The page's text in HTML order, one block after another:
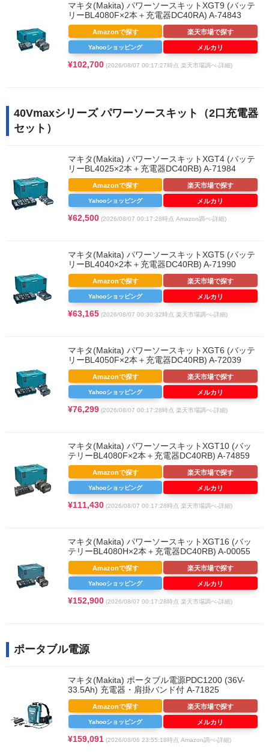
マキタ(Makita) パワーソースキットXGT9 (バッテ
リーBL4080F×2本＋充電器DC40RA) A-74843
¥102,700 (2026/08/07 00:17:27時点 楽天市場調べ-詳細)
Amazonで探す 楽天市場で探す
Yahooショッピング メルカリ
40Vmaxシリーズ パワーソースキット（2口充電器
セット）
マキタ(Makita) パワーソースキットXGT4 (バッテ
リーBL4025×2本＋充電器DC40RB) A-71984
¥62,500 (2026/08/07 00:17:28時点 Amazon調べ-詳細)
Amazonで探す 楽天市場で探す
Yahooショッピング メルカリ
マキタ(Makita) パワーソースキットXGT5 (バッテ
リーBL4040×2本＋充電器DC40RB) A-71990
¥63,165 (2026/08/07 00:30:32時点 楽天市場調べ-詳細)
Amazonで探す 楽天市場で探す
Yahooショッピング メルカリ
マキタ(Makita) パワーソースキットXGT6 (バッテ
リーBL4050F×2本＋充電器DC40RB) A-72039
¥76,299 (2026/08/07 00:17:28時点 楽天市場調べ-詳細)
Amazonで探す 楽天市場で探す
Yahooショッピング メルカリ
マキタ(Makita) パワーソースキットXGT10 (バッ
テリーBL4080F×2本＋充電器DC40RB) A-74859
¥111,430 (2026/08/07 00:17:28時点 楽天市場調べ-詳細)
Amazonで探す 楽天市場で探す
Yahooショッピング メルカリ
マキタ(Makita) パワーソースキットXGT16 (バッ
テリーBL4080H×2本＋充電器DC40RB) A-00055
¥152,900 (2026/08/07 00:17:28時点 楽天市場調べ-詳細)
Amazonで探す 楽天市場で探す
Yahooショッピング メルカリ
ポータブル電源
マキタ(Makita) ポータブル電源PDC1200 (36V-
33.5Ah) 充電器・肩掛バンド付 A-71825
¥159,091 (2026/08/06 23:55:18時点 Amazon調べ-詳細)
Amazonで探す 楽天市場で探す
Yahooショッピング メルカリ